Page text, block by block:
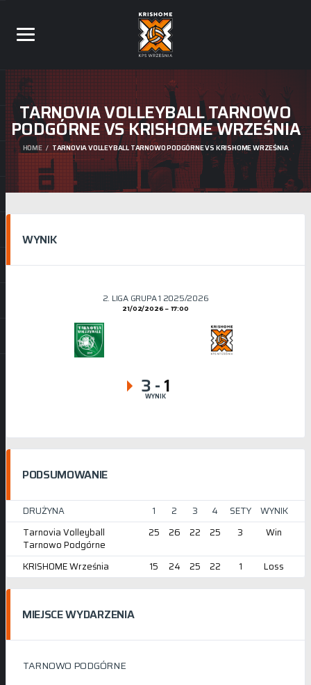
TARNOVIA VOLLEYBALL TARNOWO
PODGÓRNE VS KRISHOME WRZEŚNIA
HOME TARNOVIA VOLLEYBALL TARNOWO PODGÓRNE VS KRISHOME WRZEŚNIA
WYNIK
2. LIGA GRUPA 1 2025/2026
21/02/2026 17:00
3-1
WYNIK
PODSUMOWANIE
DRUŻYNA 1 2 3 4 SETY
WYNIK
Tarnovia Volleyball
Tarnowo Podgórne
25 26 22 25 3 Win
KRISHOME Września 15 24 25 22 1 Loss
MIEJSCE WYDARZENIA
TARNOWO PODGÓRNE